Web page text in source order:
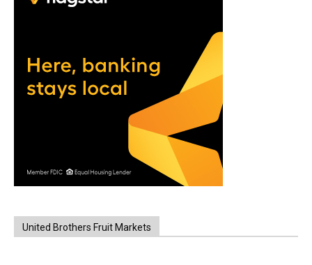
United Brothers Fruit Markets